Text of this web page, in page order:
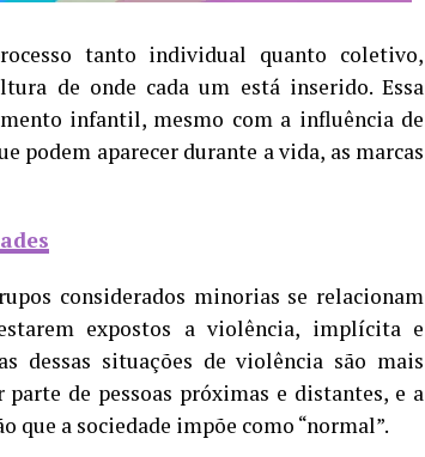
tanto individual quanto coletivo,
de onde cada um está inserido. Essa
infantil, mesmo com a influência de
podem aparecer durante a vida, as marcas
considerados minorias se relacionam
expostos a violência, implícita e
dessas situações de violência são mais
de pessoas próximas e distantes, e a
que a sociedade impõe como “normal”.